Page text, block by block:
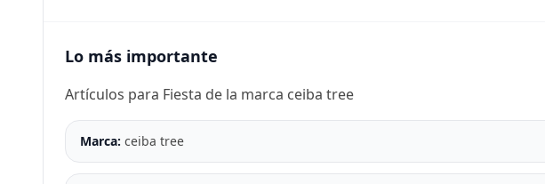
Lo más importante
Artículos para Fiesta de la marca ceiba tree
Marca: ceiba tree